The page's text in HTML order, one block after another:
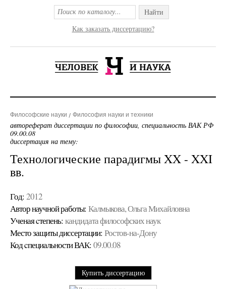
Найти
Как заказать диссертацию?
Философские науки Философия науки и техники
автореферат диссертации по философии, специальность ВАК РФ
09.00.08
диссертация на тему:
Технологические парадигмы XX - XXI
вв.
Год: 2012
Автор научной работы: Калмыкова, Ольга Михайловна
Ученая cтепень: кандидата философских наук
Место защиты диссертации: Ростов-на-Дону
Код cпециальности ВАК: 09.00.08
Купить диссертацию